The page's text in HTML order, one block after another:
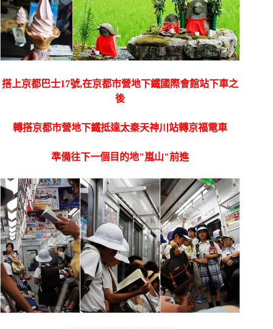
搭上京都巴士17號,在京都市營地下鐵國際會館站下車之
後
轉搭京都市營地下鐵抵達太秦天神川站轉京福電車
準備往下一個目的地"嵐山"前進